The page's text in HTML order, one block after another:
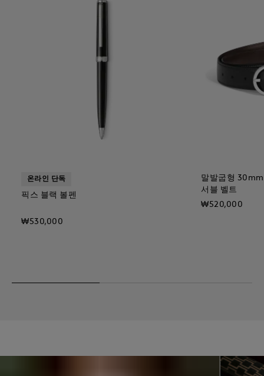
온라인 단독
픽스 블랙 볼펜
₩530,000
말발굽형
서블 벨트
₩520,000